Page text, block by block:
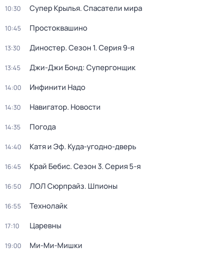
10:30 Супер Крылья. Спасатели мира
10:45 Простоквашино
13:30 Диностер. Сезон 1. Серия 9-я
13:45 Джи-Джи Бонд: Супергонщик
14:00 Инфинити Надо
14:30 Навигатор. Новости
14:35 Погода
14:40 Катя и Эф. Куда-угодно-дверь
16:45 Край Бебис. Сезон 3. Серия 5-я
16:50 ЛОЛ Сюрпрайз. Шпионы
16:55 Технолайк
17:10 Царевны
19:00 Ми-Ми-Мишки